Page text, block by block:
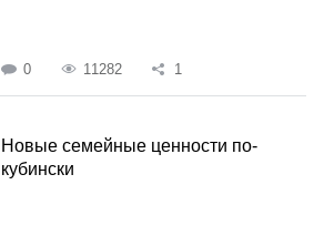
0 11282 1
Новые семейные ценности по-
кубински